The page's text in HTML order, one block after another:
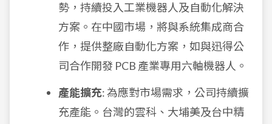
勢，持續投入工業機器人及自動化解決
方案。在中國市場，將與系統集成商合
作，提供整廠自動化方案，如與迅得公
司合作開發 PCB 產業專用六軸機器人。
產能擴充: 為應對市場需求，公司持續擴
充產能。台灣的雲科、大埔美及台中精